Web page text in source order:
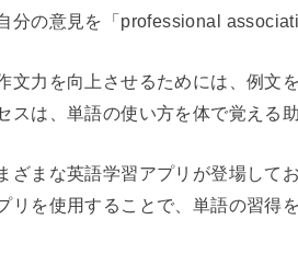
分の意見を「professional
文力を向上させるためには、例文
スは、単語の使い方を体で覚える
ざまな英語学習アプリが登場して
リを使用することで、単語の習得